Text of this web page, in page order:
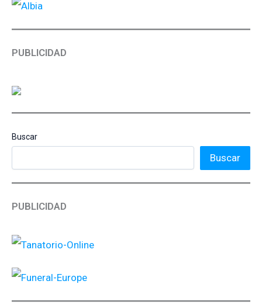
PUBLICIDAD
Buscar
Buscar
PUBLICIDAD